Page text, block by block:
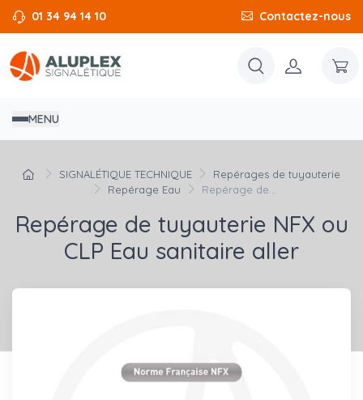
01 34 94 14 10 Contactez-nous
MENU
SIGNALÉTIQUE TECHNIQUE
Repérages de tuyauterie
Repérage Eau
Repérage de...
Repérage de tuyauterie NFX ou
CLP Eau sanitaire aller